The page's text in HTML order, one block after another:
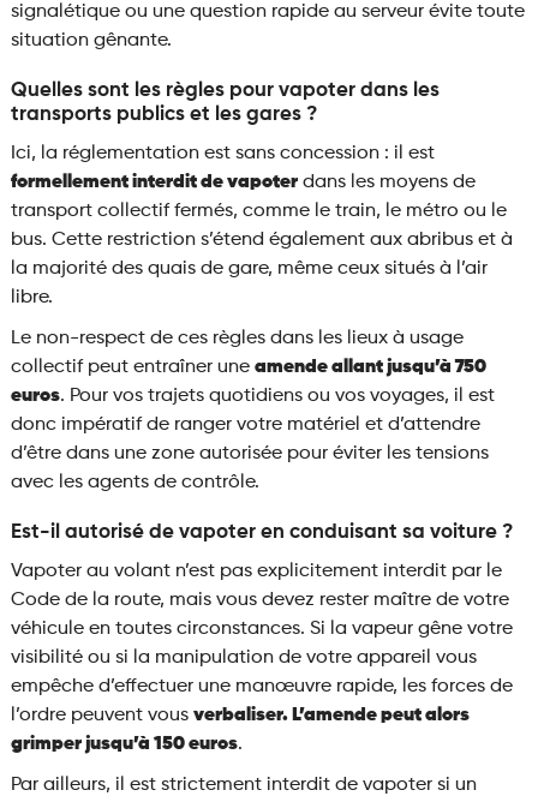
signalétique ou une question rapide au serveur évite toute
situation gênante.
Quelles sont les règles pour vapoter dans les
transports publics et les gares ?
Ici, la réglementation est sans concession : il est
formellement interdit de vapoterdans les moyens de
transport collectif fermés, comme le train, le métro ou le
bus. Cette restriction s’étend également aux abribus et à
la majorité des quais de gare, même ceux situés à l’air
libre.
Le non-respect de ces règles dans les lieux à usage
collectif peut entraîner une amende allant jusqu’à 750
euros. Pour vos trajets quotidiens ou vos voyages, il est
donc impératif de ranger votre matériel et d’attendre
d’être dans une zone autorisée pour éviter les tensions
avec les agents de contrôle.
Est-il autorisé de vapoter en conduisant sa voiture ?
Vapoter au volant n’est pas explicitement interdit par le
Code de la route, mais vous devez rester maître de votre
véhicule en toutes circonstances. Si la vapeur gêne votre
visibilité ou si la manipulation de votre appareil vous
empêche d’effectuer une manœuvre rapide, les forces de
l’ordre peuvent vous verbaliser. L’amende peut alors
grimper jusqu’à 150 euros.
Par ailleurs, il est strictement interdit de vapoter si un